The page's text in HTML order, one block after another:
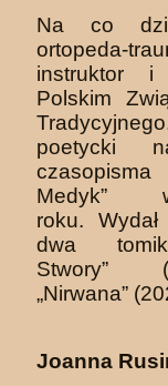
Na co
ortopeda-
instruktor
Polskim
poetycki
Medyk”
roku.
dwa
Stwory”
„Nirwana”
Joanna